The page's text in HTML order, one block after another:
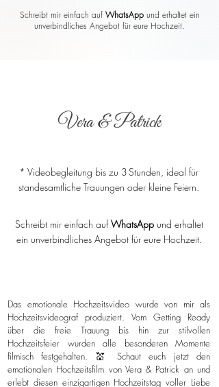
Schreibt mir einfach auf WhatsAppund erhaltet ein
unverbindliches Angebot für eure Hochzeit.
Vera & Patrick
* Videobegleitung bis zu 3 Stunden, ideal für
standesamtliche Trauungen oder kleine Feiern.
Schreibt mir einfach aufWhatsAppund erhaltet
ein unverbindliches Angebot für eure Hochzeit.
Das emotionale Hochzeitsvideo wurde von mir als
Hochzeitsvideograf produziert. Vom Getting Ready
über die freie Trauung bis hin zur stilvollen
Hochzeitsfeier wurden alle besonderen Momente
filmisch festgehalten. 💒 Schaut euch jetzt den
emotionalen Hochzeitsfilm von Vera & Patrick an und
erlebt diesen einzigartigen Hochzeitstag voller Liebe